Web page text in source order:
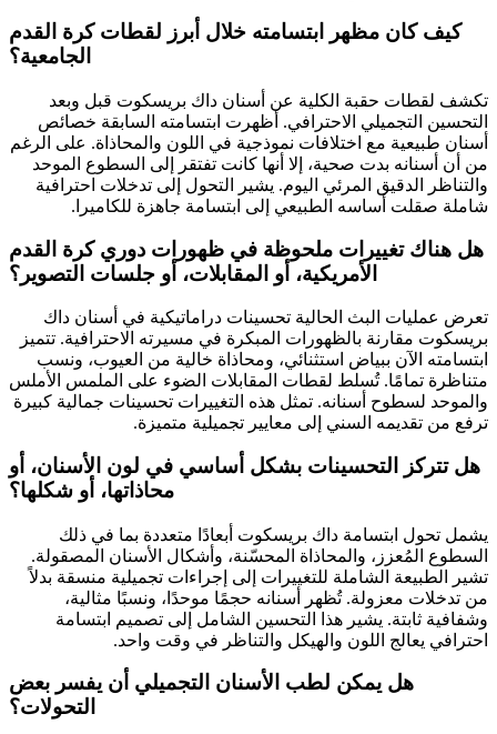
كيف كان مظهر ابتسامته خلال أبرز لقطات كرة القدم
الجامعية؟
تكشف لقطات حقبة الكلية عن أسنان داك بريسكوت قبل وبعد
التحسين التجميلي الاحترافي. أظهرت ابتسامته السابقة خصائص
أسنان طبيعية مع اختلافات نموذجية في اللون والمحاذاة. على الرغم
من أن أسنانه بدت صحية، إلا أنها كانت تفتقر إلى السطوع الموحد
والتناظر الدقيق المرئي اليوم. يشير التحول إلى تدخلات احترافية
شاملة صقلت أساسه الطبيعي إلى ابتسامة جاهزة للكاميرا.
هل هناك تغييرات ملحوظة في ظهورات دوري كرة القدم
الأمريكية، أو المقابلات، أو جلسات التصوير؟
تعرض عمليات البث الحالية تحسينات دراماتيكية في أسنان داك
بريسكوت مقارنة بالظهورات المبكرة في مسيرته الاحترافية. تتميز
ابتسامته الآن ببياض استثنائي، ومحاذاة خالية من العيوب، ونسب
متناظرة تمامًا. تُسلط لقطات المقابلات الضوء على الملمس الأملس
والموحد لسطوح أسنانه. تمثل هذه التغييرات تحسينات جمالية كبيرة
ترفع من تقديمه السني إلى معايير تجميلية متميزة.
هل تتركز التحسينات بشكل أساسي في لون الأسنان، أو
محاذاتها، أو شكلها؟
يشمل تحول ابتسامة داك بريسكوت أبعادًا متعددة بما في ذلك
السطوع المُعزز، والمحاذاة المحسّنة، وأشكال الأسنان المصقولة.
تشير الطبيعة الشاملة للتغييرات إلى إجراءات تجميلية منسقة بدلاً
من تدخلات معزولة. تُظهر أسنانه حجمًا موحدًا، ونسبًا مثالية،
وشفافية ثابتة. يشير هذا التحسين الشامل إلى تصميم ابتسامة
احترافي يعالج اللون والهيكل والتناظر في وقت واحد.
هل يمكن لطب الأسنان التجميلي أن يفسر بعض
التحولات؟